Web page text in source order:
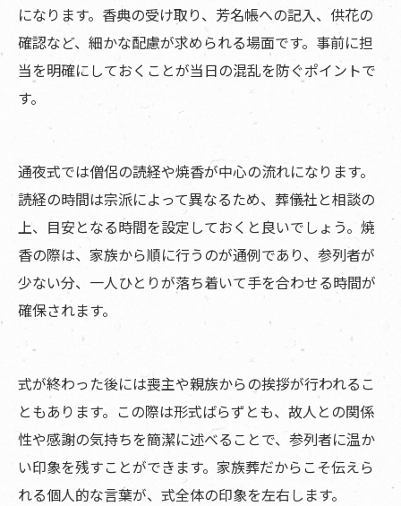
になります。香典の受け取り、芳名帳への記入、供花の
確認など、細かな配慮が求められる場面です。事前に担
当を明確にしておくことが当日の混乱を防ぐポイントで
す。
通夜式では僧侶の読経や焼香が中心の流れになります。
読経の時間は宗派によって異なるため、葬儀社と相談の
上、目安となる時間を設定しておくと良いでしょう。焼
香の際は、家族から順に行うのが通例であり、参列者が
少ない分、一人ひとりが落ち着いて手を合わせる時間が
確保されます。
式が終わった後には喪主や親族からの挨拶が行われるこ
ともあります。この際は形式ばらずとも、故人との関係
性や感謝の気持ちを簡潔に述べることで、参列者に温か
い印象を残すことができます。家族葬だからこそ伝えら
れる個人的な言葉が、式全体の印象を左右します。